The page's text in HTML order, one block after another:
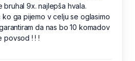
bruhal 9x. najlepša hvala.
ko ga pijemo v celju se oglasimo
da nas bo 10 komadov
povsod ! ! !